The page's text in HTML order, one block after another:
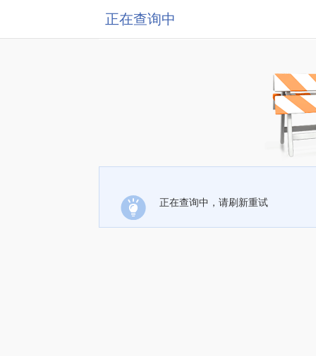
正在查询中
正在查询中，请刷新重试